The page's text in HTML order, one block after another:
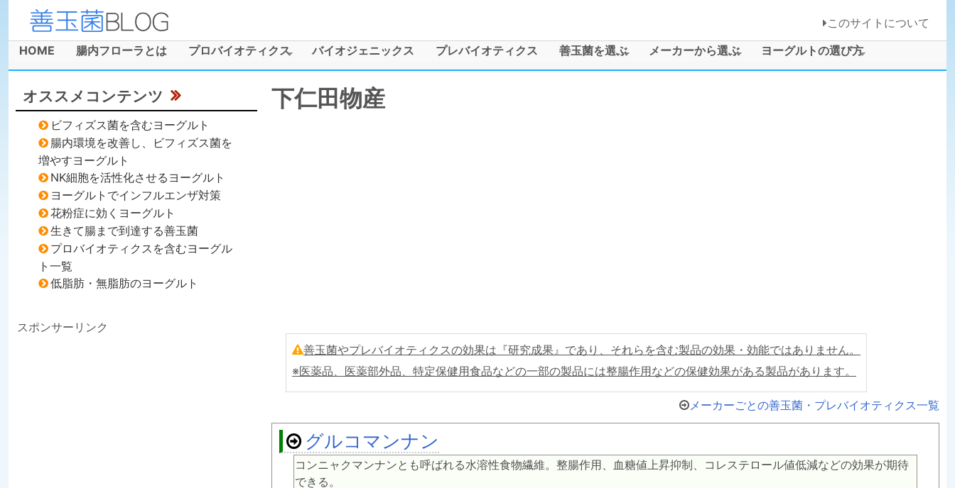
善
玉
ブ
このサイトについて
メインメニュー
HOME 腸内フローラとは プロバイオティクス バイオジェニックス プレバイオティクス 善玉菌を選ぶ メーカーから選ぶ ヨーグルトの選び方
下仁田物産
善玉菌やプレバイオティクスの効果は『研究成果』であり、それらを含む製品の効果・効能ではありません。
※医薬品、医薬部外品、特定保健用食品などの一部の製品には整腸作用などの保健効果がある製品があります。
メーカーごとの善玉菌・プレバイオティクス一覧
グルコマンナン
コンニャクマンナンとも呼ばれる水溶性食物繊維。整腸作用、血糖値上昇抑制、コレステロール値低減などの効果が期待
できる。
オススメコンテンツ
ビフィズス菌を含むヨーグルト
腸内環境を改善し、ビフィズス菌を
増やすヨーグルト
NK細胞を活性化させるヨーグルト
ヨーグルトでインフルエンザ対策
花粉症に効くヨーグルト
生きて腸まで到達する善玉菌
プロバイオティクスを含むヨーグル
ト一覧
低脂肪・無脂肪のヨーグルト
スポンサーリンク